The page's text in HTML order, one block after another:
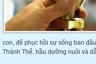
con, để phục hồi sự sống ban
Thánh Thể, hầu dưỡng nuôi và